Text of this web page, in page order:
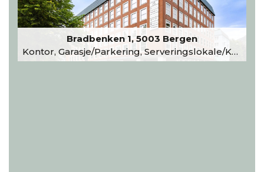
Bradbenken 1, 5003 Bergen
Kontor, Garasje/Parkering, Serveringslokale/Kantine, Undervisning/Arrangement